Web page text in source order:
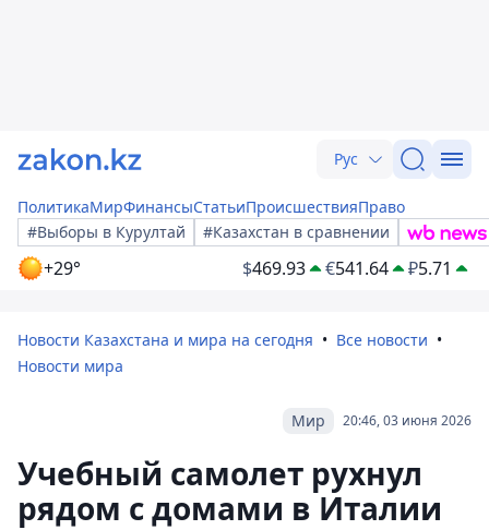
Рус
ПолитикаМирФинансыСтатьиПроисшествияПраво
#Выборы в Курултай
#Казахстан в сравнении
+29° $469.93 €541.64 ₽5.71
Новости Казахстана и мира на сегодня
Все новости
Новости мира
20:46, 03 июня 2026
Мир
Учебный самолет рухнул
рядом с домами в Италии